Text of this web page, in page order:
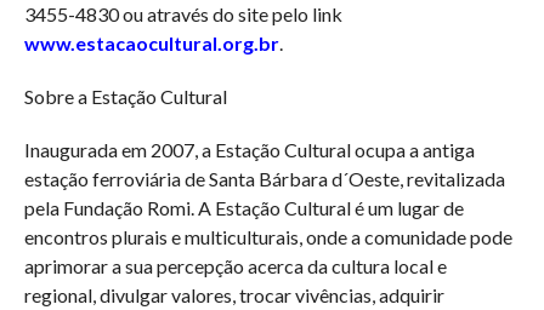
3455-4830 ou através do site pelo link
www.estacaocultural.org.br.
Sobre a Estação Cultural
Inaugurada em 2007, a Estação Cultural ocupa a antiga
estação ferroviária de Santa Bárbara d´Oeste, revitalizada
pela Fundação Romi. A Estação Cultural é um lugar de
encontros plurais e multiculturais, onde a comunidade pode
aprimorar a sua percepção acerca da cultura local e
regional, divulgar valores, trocar vivências, adquirir